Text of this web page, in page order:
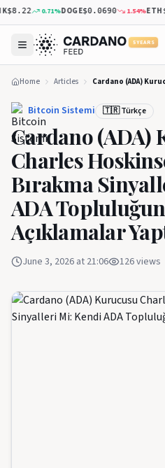
0.71%DOGE$0.0690 1.54%ETH
5 YEARS
Home Articles
Bitcoin Sistemi 🇹🇷 Türkçe
Cardano (ADA)
Charles
Bırakma
ADA
Açıklamalar
June 3, 2026 at 21:06 126views